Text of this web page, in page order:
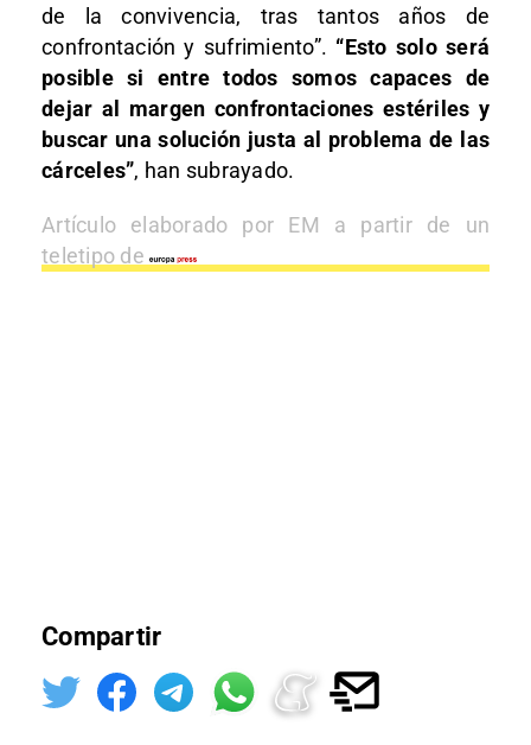
de la convivencia, tras tantos años de
confrontación y sufrimiento”. “Esto solo será
posible si entre todos somos capaces de
dejar al margen confrontaciones estériles y
buscar una solución justa al problema de las
cárceles”, han subrayado.
Artículo elaborado por EM a partir de un
teletipo de
Compartir